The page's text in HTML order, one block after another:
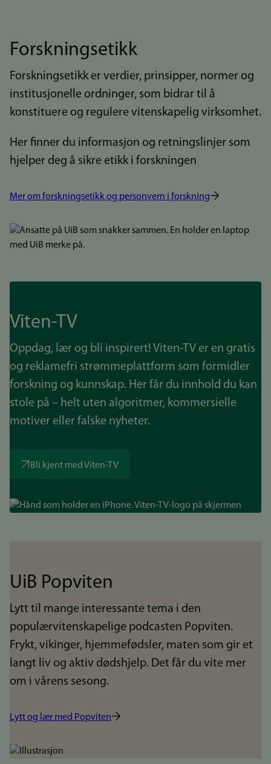
Forskningsetikk
Forskningsetikk er verdier, prinsipper, normer og
institusjonelle ordninger, som bidrar til å
konstituere og regulere vitenskapelig virksomhet.
Her finner du informasjon og retningslinjer som
hjelper deg å sikre etikk i forskningen
Mer om forskningsetikk og personvern i forskning
Bilde
Viten-TV
Oppdag, lær og bli inspirert! Viten-TV er en gratis
og reklamefri strømmeplattform som formidler
forskning og kunnskap. Her får du innhold du kan
stole på – helt uten algoritmer, kommersielle
motiver eller falske nyheter.
Bli kjent med Viten-TV
Bilde
UiB Popviten
Lytt til mange interessante tema i den
populærvitenskapelige podcasten Popviten.
Frykt, vikinger, hjemmefødsler, maten som gir et
langt liv og aktiv dødshjelp. Det får du vite mer
om i vårens sesong.
Lytt og lær med Popviten
Bilde